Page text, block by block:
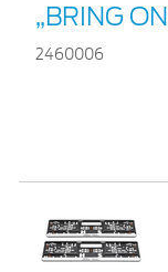
„BRING
2460006